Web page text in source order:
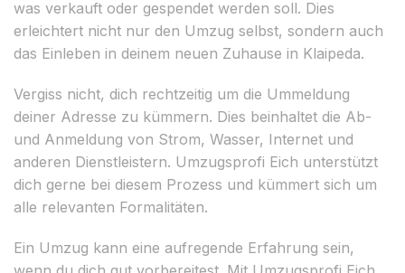
was verkauft oder gespendet werden soll. Dies
erleichtert nicht nur den Umzug selbst, sondern auch
das Einleben in deinem neuen Zuhause in Klaipeda.
Vergiss nicht, dich rechtzeitig um die Ummeldung
deiner Adresse zu kümmern. Dies beinhaltet die Ab-
und Anmeldung von Strom, Wasser, Internet und
anderen Dienstleistern. Umzugsprofi Eich unterstützt
dich gerne bei diesem Prozess und kümmert sich um
alle relevanten Formalitäten.
Ein Umzug kann eine aufregende Erfahrung sein,